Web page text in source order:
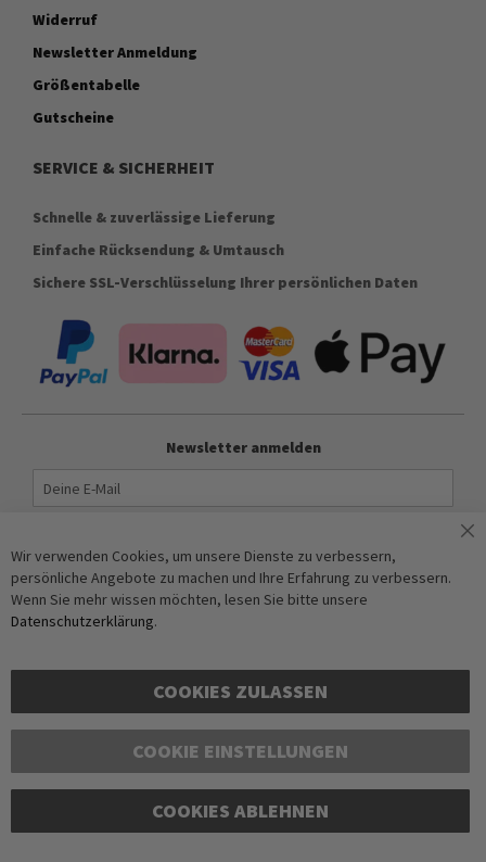
Widerruf
Newsletter Anmeldung
Größentabelle
Gutscheine
SERVICE & SICHERHEIT
Schnelle & zuverlässige Lieferung
Einfache Rücksendung & Umtausch
Sichere SSL-Verschlüsselung Ihrer persönlichen Daten
Newsletter anmelden
Anti-Roboter-Verifizierung
Hier klicken
Copyright © 2016-2026 dagmarfischer mode. All Rights Reserved. Alle
Preise in Euro und inkl. der gesetzlichen Mehrwertsteuer, zzgl.
Wir verwenden Cookies, um unsere Dienste zu verbessern,
persönliche Angebote zu machen und Ihre Erfahrung zu verbessern.
Wenn Sie mehr wissen möchten, lesen Sie bitte unsere
Datenschutzerklärung.
COOKIES ZULASSEN
COOKIE EINSTELLUNGEN
COOKIES ABLEHNEN